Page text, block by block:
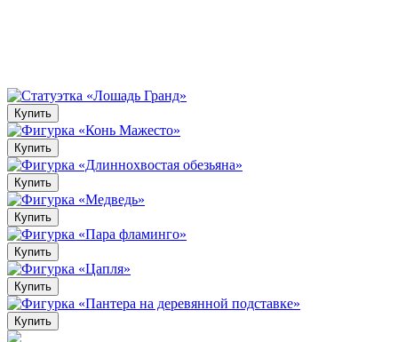
Купить
Купить
Купить
Купить
Купить
Купить
Купить